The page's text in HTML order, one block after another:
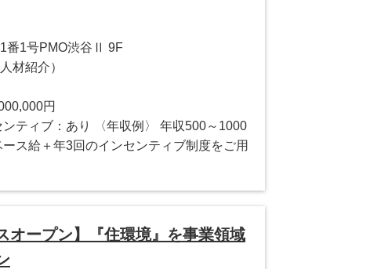
番1号PMO渋谷Ⅱ 9F
材紹介）
円
ティブ：あり 〈年収例〉 年収500～1000
ス給＋年3回のインセンティブ制度をご用
オープン】『住環境』を事業領域